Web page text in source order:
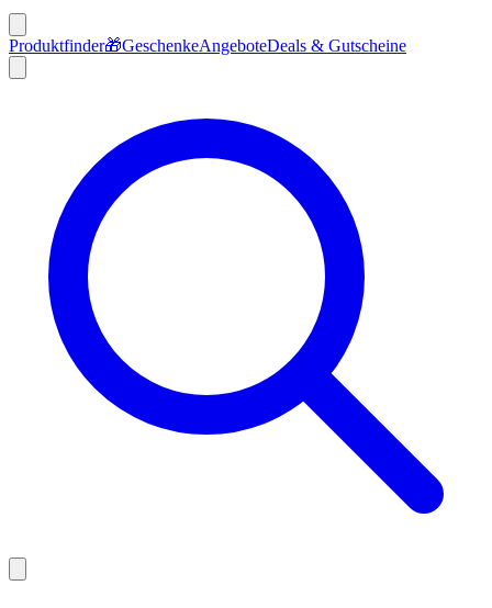
Produktfinder🎁GeschenkeAngeboteDeals & Gutscheine